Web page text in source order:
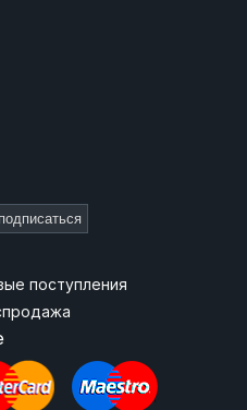
подписаться
поступления